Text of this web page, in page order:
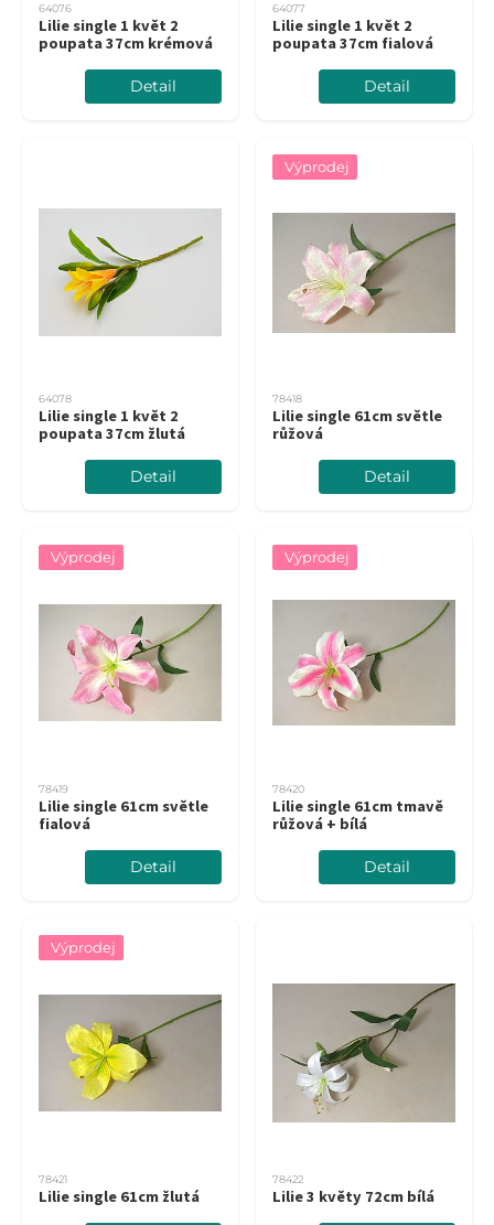
64076
Lilie single 1 květ 2
poupata 37cm krémová
Detail
64077
Lilie single 1 květ 2
poupata 37cm fialová
Detail
64078
Lilie single 1 květ 2
poupata 37cm žlutá
Detail
Výprodej
78418
Lilie single 61cm světle
růžová
Detail
Výprodej
78419
Lilie single 61cm světle
fialová
Detail
Výprodej
78420
Lilie single 61cm tmavě
růžová + bílá
Detail
Výprodej
78421
Lilie single 61cm žlutá
78422
Lilie 3 květy 72cm bílá